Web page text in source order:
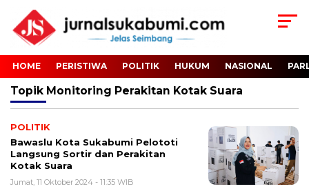
HOME PERISTIWA POLITIK HUKUM NASIONAL
Topik Monitoring Perakitan Kotak Suara
POLITIK
Bawaslu Kota Sukabumi Pelototi
Langsung Sortir dan Perakitan
Kotak Suara
Jumat, 11 Oktober 2024 - 11:35 WIB